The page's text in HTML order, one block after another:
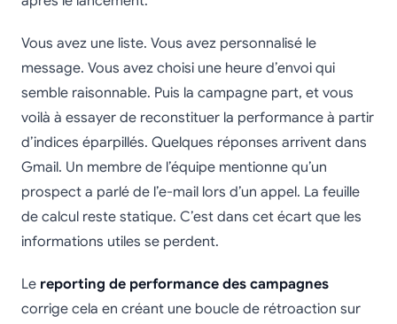
Vous avez une liste. Vous avez personnalisé le
message. Vous avez choisi une heure d’envoi qui
semble raisonnable. Puis la campagne part, et vous
voilà à essayer de reconstituer la performance à partir
d’indices éparpillés. Quelques réponses arrivent dans
Gmail. Un membre de l’équipe mentionne qu’un
prospect a parlé de l’e-mail lors d’un appel. La feuille
de calcul reste statique. C’est dans cet écart que les
informations utiles se perdent.
Le reporting de performance des campagnes
corrige cela en créant une boucle de rétroaction sur